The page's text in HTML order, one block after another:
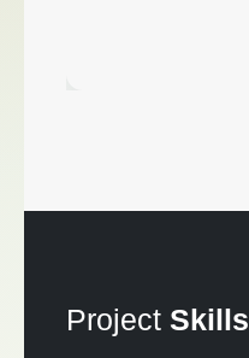
Project Skills